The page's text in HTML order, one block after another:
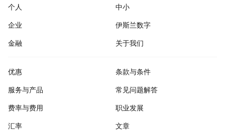
个人
中小
企业
伊斯兰数字
金融
关于我们
优惠
服务与产品
费率与费用
汇率
条款与条件
常见问题解答
职业发展
文章